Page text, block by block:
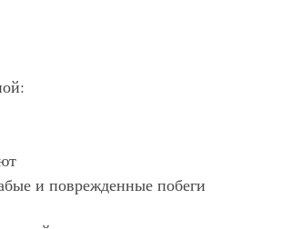
и поврежденные побеги